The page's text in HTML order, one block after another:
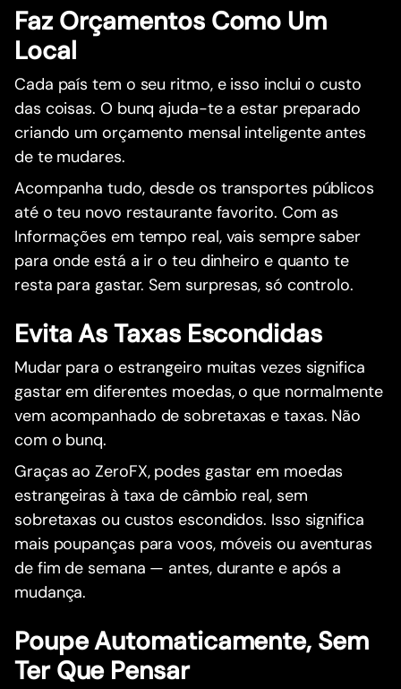
Faz Orçamentos Como Um
Local
Cada país tem o seu ritmo, e isso inclui o custo
das coisas. O bunq ajuda-te a estar preparado
criando um orçamento mensal inteligente antes
de te mudares.
Acompanha tudo, desde os transportes públicos
até o teu novo restaurante favorito. Com as
Informações em tempo real, vais sempre saber
para onde está a ir o teu dinheiro e quanto te
resta para gastar. Sem surpresas, só controlo.
Evita As Taxas Escondidas
Mudar para o estrangeiro muitas vezes significa
gastar em diferentes moedas, o que normalmente
vem acompanhado de sobretaxas e taxas. Não
com o bunq.
Graças ao ZeroFX, podes gastar em moedas
estrangeiras à taxa de câmbio real, sem
sobretaxas ou custos escondidos. Isso significa
mais poupanças para voos, móveis ou aventuras
de fim de semana — antes, durante e após a
mudança.
Poupe Automaticamente, Sem
Ter Que Pensar